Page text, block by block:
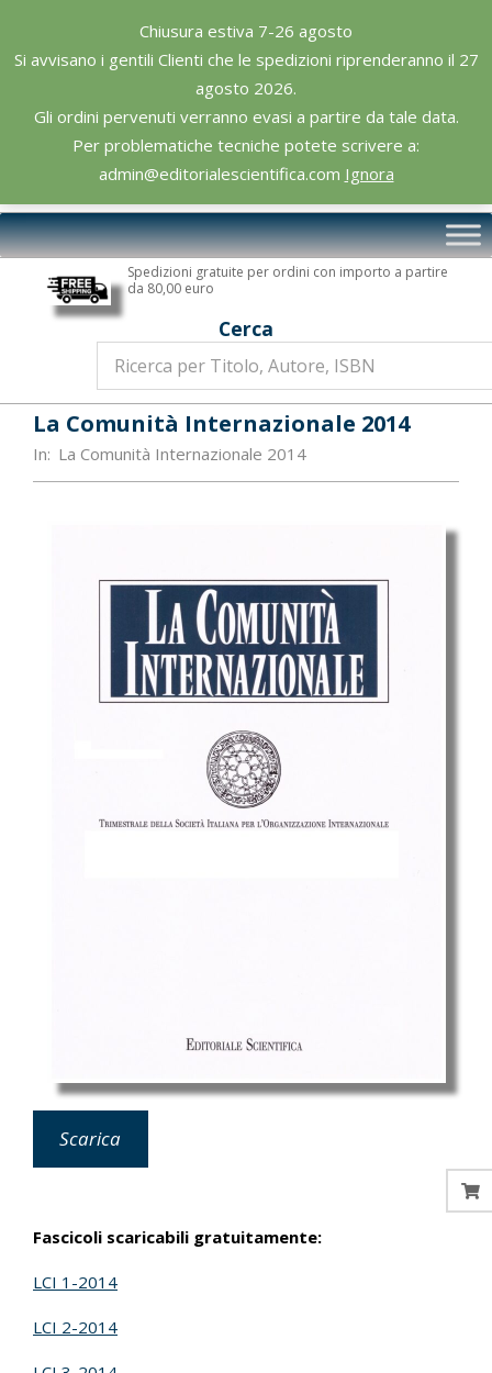
Chiusura estiva 7-26 agosto
Si avvisano i gentili Clienti che le spedizioni riprenderanno il 27
agosto 2026.
Gli ordini pervenuti verranno evasi a partire da tale data.
Per problematiche tecniche potete scrivere a:
admin@editorialescientifica.com Ignora
content
Editoriale
Scientifica
Primary
Navigation
Spedizioni gratuite per ordini con importo a partire
da 80,00 euro
Cerca
La Comunità Internazionale 2014
In: La Comunità Internazionale 2014
Scarica
Fascicoli scaricabili gratuitamente:
LCI 1-2014
LCI 2-2014